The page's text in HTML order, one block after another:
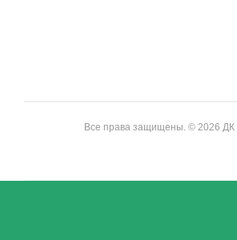
Все права защищены. © 2026 ДК